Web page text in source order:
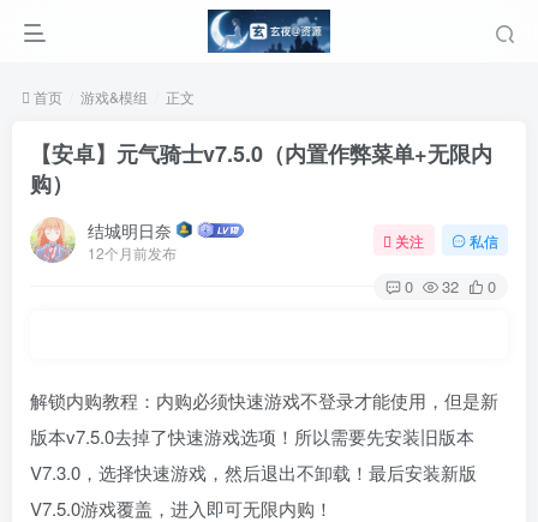
首页 游戏&模组 正文
【安卓】元气骑士v7.5.0（内置作弊菜单+无限内
购）
结城明日奈
12个月前发布
关注 私信
0 32 0
解锁内购教程：内购必须快速游戏不登录才能使用，但是新
版本v7.5.0去掉了快速游戏选项！所以需要先安装旧版本
V7.3.0，选择快速游戏，然后退出不卸载！最后安装新版
V7.5.0游戏覆盖，进入即可无限内购！